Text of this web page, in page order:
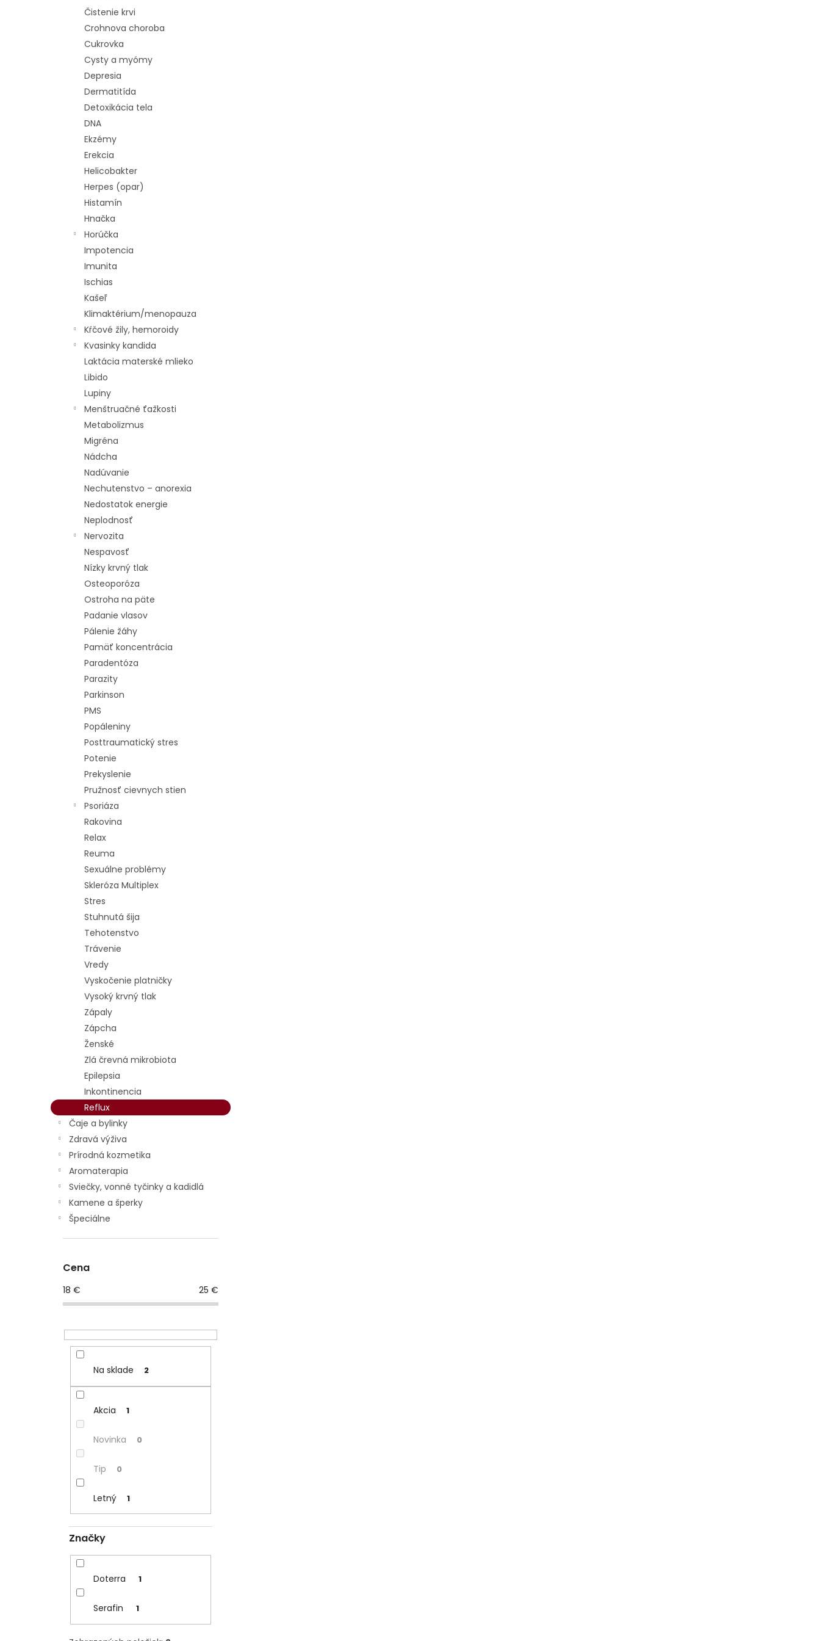
Čistenie krvi
Crohnova choroba
Cukrovka
Cysty a myómy
Depresia
Dermatitída
Detoxikácia tela
DNA
Ekzémy
Erekcia
Helicobakter
Herpes (opar)
Histamín
Hnačka
Horúčka
Impotencia
Imunita
Ischias
Kašeľ
Klimaktérium/menopauza
Kŕčové žily, hemoroidy
Kvasinky kandida
Laktácia materské mlieko
Libido
Lupiny
Menštruačné ťažkosti
Metabolizmus
Migréna
Nádcha
Nadúvanie
Nechutenstvo – anorexia
Nedostatok energie
Neplodnosť
Nervozita
Nespavosť
Nízky krvný tlak
Osteoporóza
Ostroha na päte
Padanie vlasov
Pálenie žáhy
Pamäť koncentrácia
Paradentóza
Parazity
Parkinson
PMS
Popáleniny
Posttraumatický stres
Potenie
Prekyslenie
Pružnosť cievnych stien
Psoriáza
Rakovina
Relax
Reuma
Sexuálne problémy
Skleróza Multiplex
Stres
Stuhnutá šija
Tehotenstvo
Trávenie
Vredy
Vyskočenie platničky
Vysoký krvný tlak
Zápaly
Zápcha
Ženské
Zlá črevná mikrobiota
Epilepsia
Inkontinencia
Reflux
Čaje a bylinky
Zdravá výživa
Prírodná kozmetika
Aromaterapia
Sviečky, vonné tyčinky a kadidlá
Kamene a šperky
Špeciálne
Cena
18 € 25 €
Na sklade 2
Akcia 1
Novinka 0
Tip 0
Letný 1
Značky
Doterra 1
Serafin 1